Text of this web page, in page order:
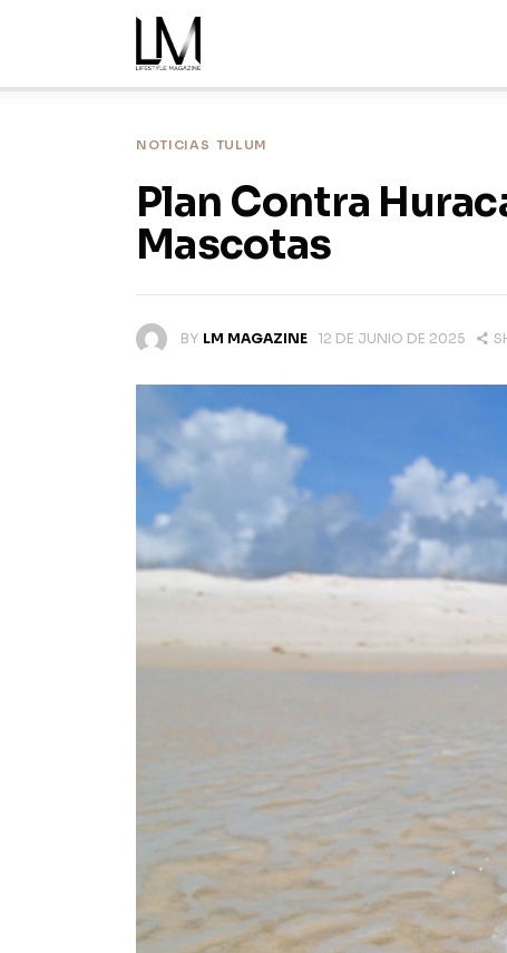
Noticias
NOTICIAS TULUM
Plan Contra
Mascotas
BY LM MAGAZINE 12 DE JUNIO DE 2025